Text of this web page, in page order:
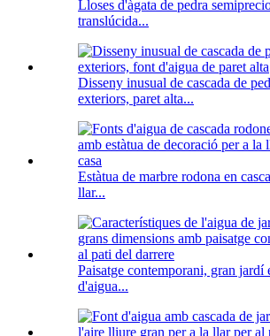
Lloses d'àgata de pedra
translúcida...
Disseny inusual de cascada de
exteriors, paret alta...
Estàtua de marbre rodona en
llar...
Paisatge contemporani, gran jardí
d'aigua...